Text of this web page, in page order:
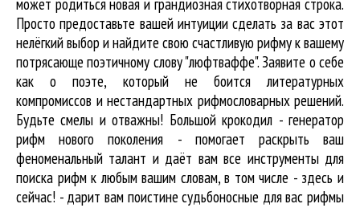
Просто предоставьте вашей интуиции сделать за вас этот
нелёгкий выбор и найдите свою счастливую рифму к вашему
потрясающе поэтичному слову "люфтваффе". Заявите о себе
как о поэте, который не боится литературных
компромиссов и нестандартных рифмословарных решений.
Будьте смелы и отважны! Большой крокодил - генератор
рифм нового поколения - помогает раскрыть ваш
феноменальный талант и даёт вам все инструменты для
поиска рифмк любым вашим словам, в том числе - здесь и
сейчас! - дарит вам поистине судьбоносные для вас рифмы